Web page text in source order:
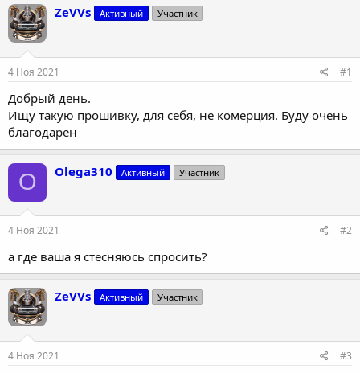
т
о
р
е
м
ы
т
л
ZeVVs Активный Участник
4 Ноя 2021 #1
Добрый день.
Ищу такую прошивку, для себя, не комерция. Буду очень
благодарен
O Olega310 Активный Участник
4 Ноя 2021 #2
а где ваша я стесняюсь спросить?
ZeVVs Активный Участник
4 Ноя 2021 #3